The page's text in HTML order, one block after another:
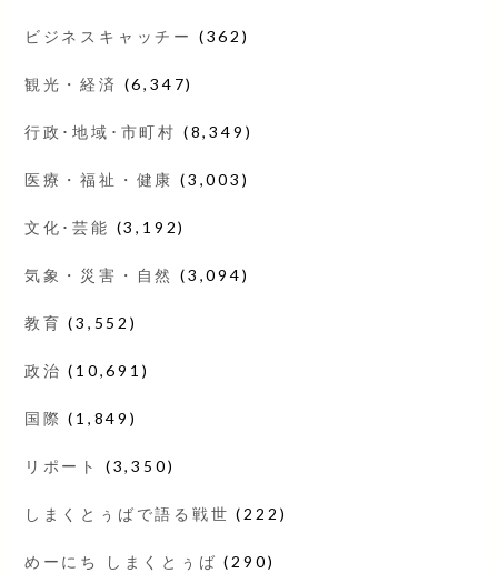
ビジネスキャッチー (362)
観光・経済 (6,347)
行政･地域･市町村 (8,349)
医療・福祉・健康 (3,003)
文化･芸能 (3,192)
気象・災害・自然 (3,094)
教育 (3,552)
政治 (10,691)
国際 (1,849)
リポート (3,350)
しまくとぅばで語る戦世 (222)
めーにち しまくとぅば (290)